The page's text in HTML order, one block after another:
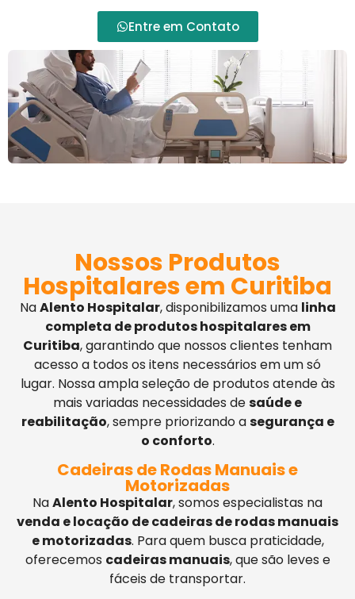
Entre em Contato
Nossos Produtos
Hospitalares em Curitiba
NaAlento Hospitalar, disponibilizamos uma linha
completa de produtos hospitalares em
Curitiba, garantindo que nossos clientes tenham
acesso a todos os itens necessários em um só
lugar. Nossa ampla seleção de produtos atende às
mais variadas necessidades desaúde e
reabilitação, sempre priorizando asegurança e
o conforto.
Cadeiras de Rodas Manuais e
Motorizadas
NaAlento Hospitalar, somos especialistas na
venda e locação de cadeiras de rodas manuais
e motorizadas. Para quem busca praticidade,
oferecemos cadeiras manuais, que são leves e
fáceis de transportar.